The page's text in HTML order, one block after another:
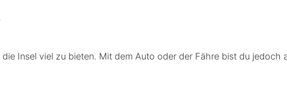
die Insel viel zu bieten. Mit dem Auto oder der Fähre bist du jedoch